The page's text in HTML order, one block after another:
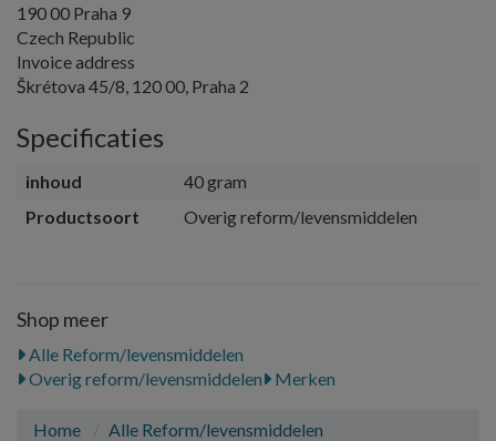
190 00 Praha 9
Czech Republic
Invoice address
Škrétova 45/8, 120 00, Praha 2
Specificaties
inhoud
40 gram
Productsoort
Overig reform/levensmiddelen
Shop meer
Alle Reform/levensmiddelen
Overig reform/levensmiddelen
Merken
Home
Alle Reform/levensmiddelen